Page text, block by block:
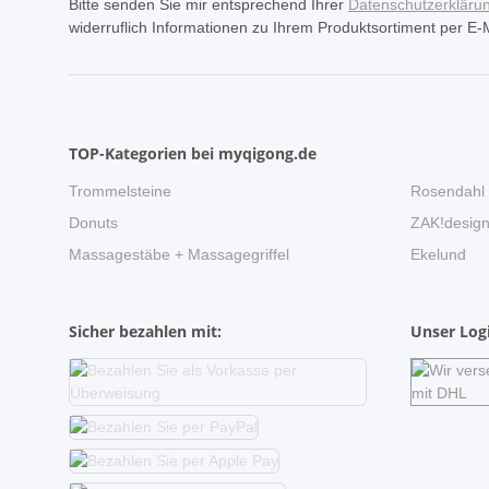
Bitte senden Sie mir entsprechend Ihrer
widerruflich Informationen zu Ihrem Produktsortiment per E-
TOP-Kategorien bei myqigong.de
Trommelsteine
Donuts
Massagestäbe + Massagegriffel
Rosendahl
ZAK!design
Ekelund
Sicher bezahlen mit: Unser